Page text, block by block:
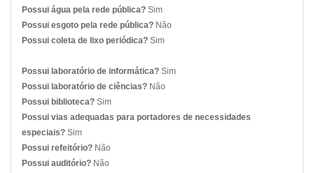
Possui água pela rede pública? Sim
Possui esgoto pela rede pública? Não
Possui coleta de lixo periódica? Sim
Possui laboratório de informática? Sim
Possui laboratório de ciências? Não
Possui biblioteca? Sim
Possui vias adequadas para portadores de necessidades
especiais? Sim
Possui refeitório? Não
Possui auditório? Não